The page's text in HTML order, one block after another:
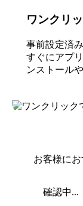
ワンクリ
事前設定済
すぐにアプ
ンストール
お客様に
確認中...